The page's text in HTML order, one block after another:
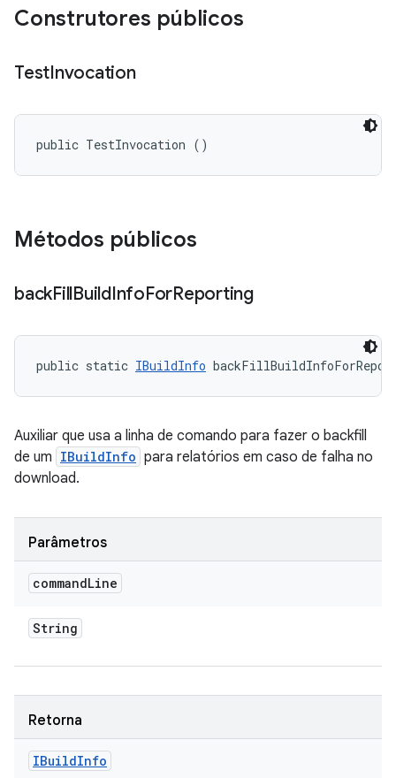
Construtores públicos
TestInvocation
public TestInvocation ()
Métodos públicos
backFillBuildInfoForReporting
public static IBuildInfo
Auxiliar que usa a linha de comando para fazer o backfill
de um IBuildInfo para relatórios em caso de falha no
download.
Parâmetros
commandLine
String
Retorna
IBuildInfo